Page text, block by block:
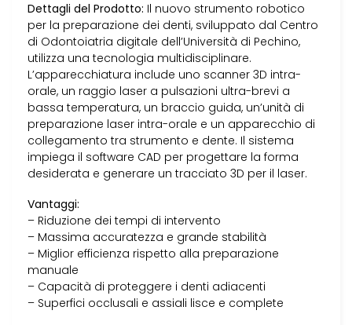
Dettagli del Prodotto: Il nuovo strumento robotico
per la preparazione dei denti, sviluppato dal Centro
di Odontoiatria digitale dell’Università di Pechino,
utilizza una tecnologia multidisciplinare.
L’apparecchiatura include uno scanner 3D intra-
orale, un raggio laser a pulsazioni ultra-brevi a
bassa temperatura, un braccio guida, un’unità di
preparazione laser intra-orale e un apparecchio di
collegamento tra strumento e dente. Il sistema
impiega il software CAD per progettare la forma
desiderata e generare un tracciato 3D per il laser.
Vantaggi:
– Riduzione dei tempi di intervento
– Massima accuratezza e grande stabilità
– Miglior efficienza rispetto alla preparazione
manuale
– Capacità di proteggere i denti adiacenti
– Superfici occlusali e assiali lisce e complete